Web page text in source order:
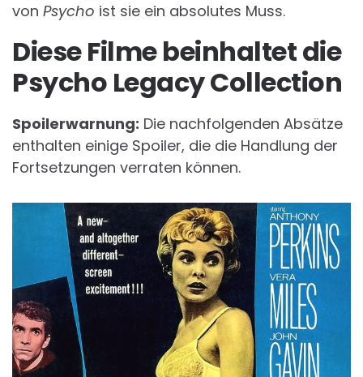
von Psycho ist sie ein absolutes Muss.
Diese Filme beinhaltet die
Psycho Legacy Collection
Spoilerwarnung: Die nachfolgenden Absätze
enthalten einige Spoiler, die die Handlung der
Fortsetzungen verraten können.